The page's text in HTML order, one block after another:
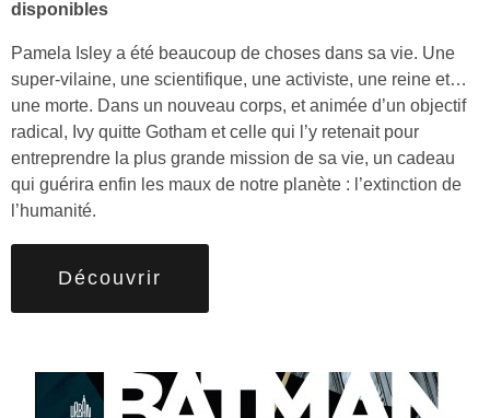
disponibles
Pamela Isley a été beaucoup de choses dans sa vie. Une
super-vilaine, une scientifique, une activiste, une reine et…
une morte. Dans un nouveau corps, et animée d’un objectif
radical, Ivy quitte Gotham et celle qui l’y retenait pour
entreprendre la plus grande mission de sa vie, un cadeau
qui guérira enfin les maux de notre planète : l’extinction de
l’humanité.
Découvrir